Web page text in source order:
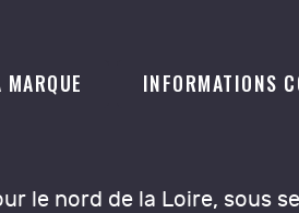
INFORMATIONS
le nord de la Loire, sous